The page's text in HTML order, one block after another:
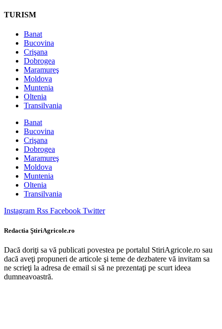
TURISM
Banat
Bucovina
Crişana
Dobrogea
Maramureş
Moldova
Muntenia
Oltenia
Transilvania
Banat
Bucovina
Crişana
Dobrogea
Maramureş
Moldova
Muntenia
Oltenia
Transilvania
Instagram Rss Facebook Twitter
Redactia ŞtiriAgricole.ro
Dacă doriţi sa vă publicati povestea pe portalul StiriAgricole.ro sau
dacă aveţi propuneri de articole şi teme de dezbatere vă invitam sa
ne scrieţi la adresa de email si să ne prezentaţi pe scurt ideea
dumneavoastră.